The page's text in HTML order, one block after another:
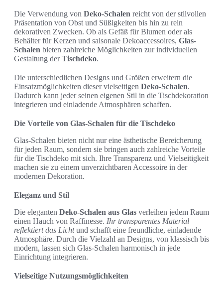
Die Verwendung von Deko-Schalen reicht von der stilvollen
Präsentation von Obst und Süßigkeiten bis hin zu rein
dekorativen Zwecken. Ob als Gefäß für Blumen oder als
Behälter für Kerzen und saisonale Dekoaccessoires, Glas-
Schalen bieten zahlreiche Möglichkeiten zur individuellen
Gestaltung derTischdeko.
Die unterschiedlichen Designs und Größen erweitern die
Einsatzmöglichkeiten dieser vielseitigen Deko-Schalen.
Dadurch kann jeder seinen eigenen Stil in die Tischdekoration
integrieren und einladende Atmosphären schaffen.
Die Vorteile von Glas-Schalen für die Tischdeko
Glas-Schalen bieten nicht nur eine ästhetische Bereicherung
für jeden Raum, sondern sie bringen auch zahlreiche Vorteile
für die Tischdeko mit sich. Ihre Transparenz und Vielseitigkeit
machen sie zu einem unverzichtbaren Accessoire in der
modernen Dekoration.
Eleganz und Stil
Die eleganten Deko-Schalen aus Glas verleihen jedem Raum
einen Hauch von Raffinesse. Ihr transparentes Material
reflektiert das Lichtund schafft eine freundliche, einladende
Atmosphäre. Durch die Vielzahl an Designs, von klassisch bis
modern, lassen sich Glas-Schalen harmonisch in jede
Einrichtung integrieren.
Vielseitige Nutzungsmöglichkeiten